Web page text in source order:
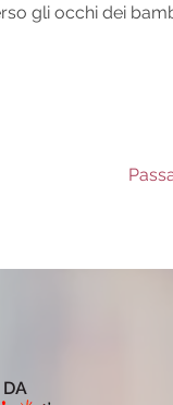
gli occhi dei
Next